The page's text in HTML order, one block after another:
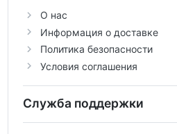
О нас
Информация о доставке
Политика безопасности
Условия соглашения
Служба поддержки